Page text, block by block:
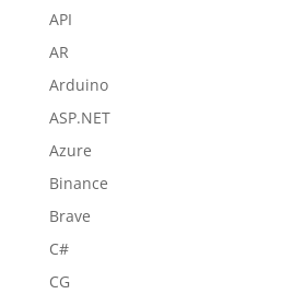
API
AR
Arduino
ASP.NET
Azure
Binance
Brave
C#
CG